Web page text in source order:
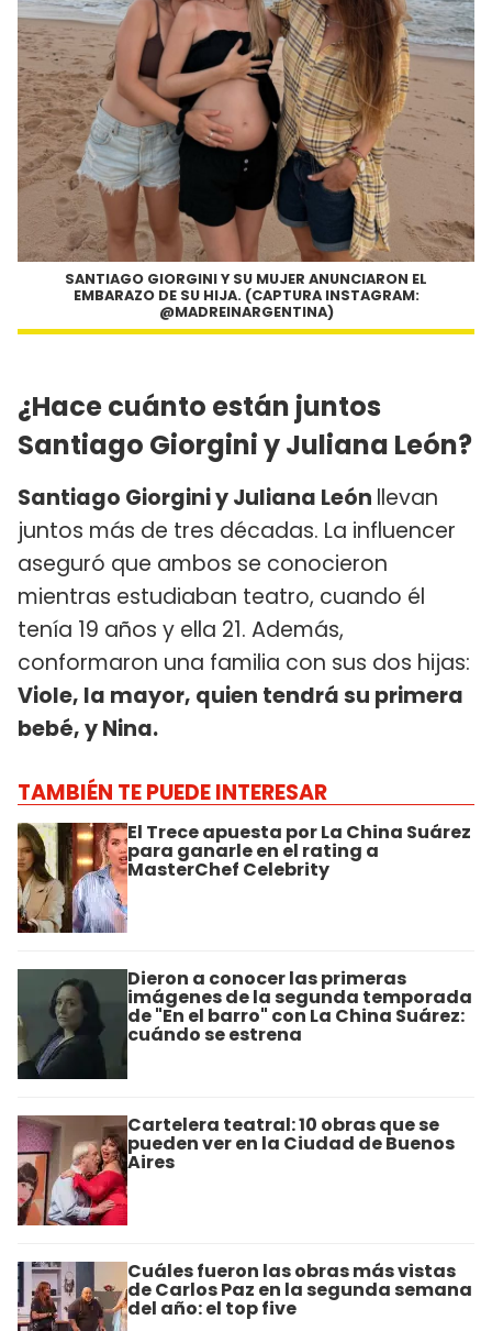
SANTIAGO GIORGINI Y SU MUJER ANUNCIARON EL
EMBARAZO DE SU HIJA. (CAPTURA INSTAGRAM:
@MADREINARGENTINA)
¿Hace cuánto están juntos
Santiago Giorgini y Juliana León?
Santiago Giorgini y Juliana León llevan
juntos más de tres décadas. La influencer
aseguró que ambos se conocieron
mientras estudiaban teatro, cuando él
tenía 19 años y ella 21. Además,
conformaron una familia con sus dos hijas:
Viole, la mayor, quien tendrá su primera
bebé, y Nina.
TAMBIÉN TE PUEDE INTERESAR
El Trece apuesta por La China Suárez
para ganarle en el rating a
MasterChef Celebrity
Dieron a conocer las primeras
imágenes de la segunda temporada
de "En el barro" con La China Suárez:
cuándo se estrena
Cartelera teatral: 10 obras que se
pueden ver en la Ciudad de Buenos
Aires
Cuáles fueron las obras más vistas
de Carlos Paz en la segunda semana
del año: el top five